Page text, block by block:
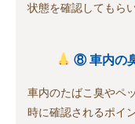
状態を確認してもら
⑧ 車内の
車内のたばこ臭やペ
時に確認されるポイ